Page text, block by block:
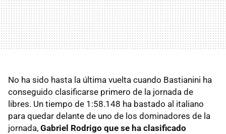
No ha sido hasta la última vuelta cuando Bastianini ha
conseguido clasificarse primero de la jornada de
libres. Un tiempo de 1:58.148 ha bastado al italiano
para quedar delante de uno de los dominadores de la
jornada, Gabriel Rodrigo que se ha clasificado